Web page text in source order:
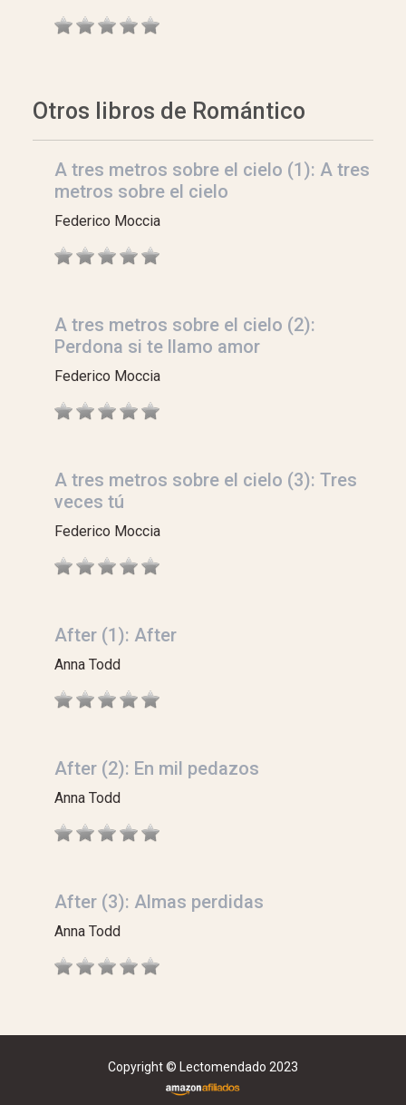
Otros libros de Romántico
A tres metros sobre el cielo (1): A tres
metros sobre el cielo
Federico Moccia
A tres metros sobre el cielo (2):
Perdona si te llamo amor
Federico Moccia
A tres metros sobre el cielo (3): Tres
veces tú
Federico Moccia
After (1): After
Anna Todd
After (2): En mil pedazos
Anna Todd
After (3): Almas perdidas
Anna Todd
Copyright © Lectomendado 2023